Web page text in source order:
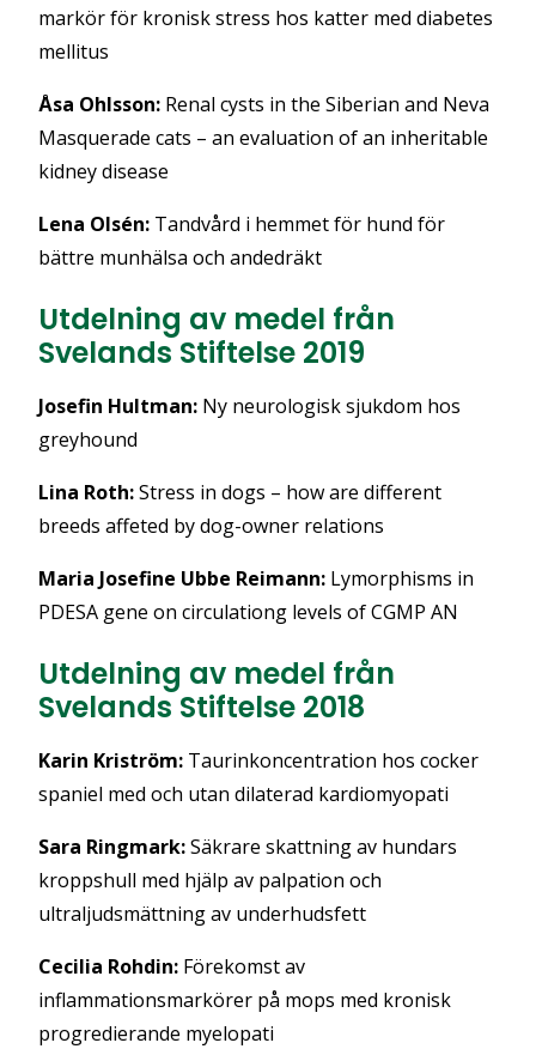
markör för kronisk stress hos katter med diabetes
mellitus
Åsa Ohlsson: Renal cysts in the Siberian and Neva
Masquerade cats – an evaluation of an inheritable
kidney disease
Lena Olsén: Tandvård i hemmet för hund för
bättre munhälsa och andedräkt
Utdelning av medel från
Svelands Stiftelse 2019
Josefin Hultman: Ny neurologisk sjukdom hos
greyhound
Lina Roth:Stress in dogs – how are different
breeds affeted by dog-owner relations
Maria Josefine Ubbe Reimann: Lymorphisms in
PDESA gene on circulationg levels of CGMP AN
Utdelning av medel från
Svelands Stiftelse 2018
Karin Kriström: Taurinkoncentration hos cocker
spaniel med och utan dilaterad kardiomyopati
Sara Ringmark:Säkrare skattning av hundars
kroppshull med hjälp av palpation och
ultraljudsmättning av underhudsfett
Cecilia Rohdin: Förekomst av
inflammationsmarkörer på mops med kronisk
progredierande myelopati